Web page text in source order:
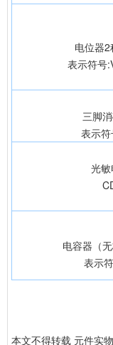
电位器
表示符号
三脚
表示
光敏
电容器（无
表示
本文不得转载 元件实